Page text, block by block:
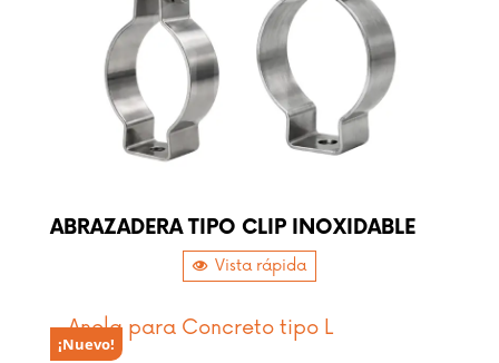
ABRAZADERA TIPO CLIP INOXIDABLE
Vista rápida
¡Nuevo!